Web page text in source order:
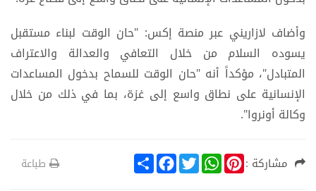
وأضاف لازاريني عبر منصة إكس: "حان الوقت لبناء مستقبل
يسوده السلام من خلال التعافي والعدالة والاعتراف
المتبادل"، مؤكداً أنه "حان الوقت للسماح بدخول المساعدات
الإنسانية على نطاق واسع إلى غزة، بما في ذلك من خلال
وكالة أونروا".
مشاركة : S
h
F
a
T
w
W
h
P
i طباعة